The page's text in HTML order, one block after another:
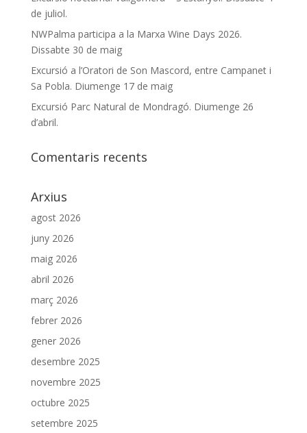
de juliol.
NWPalma participa a la Marxa Wine Days 2026.
Dissabte 30 de maig
Excursió a l’Oratori de Son Mascord, entre Campanet i
Sa Pobla. Diumenge 17 de maig
Excursió Parc Natural de Mondragó. Diumenge 26
d’abril.
Comentaris recents
Arxius
agost 2026
juny 2026
maig 2026
abril 2026
març 2026
febrer 2026
gener 2026
desembre 2025
novembre 2025
octubre 2025
setembre 2025